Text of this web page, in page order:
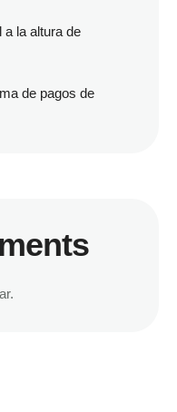
a la altura de
de pagos de